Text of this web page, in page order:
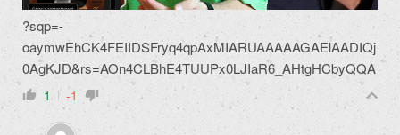
?sqp=-
oaymwEhCK4FEIIDSFryq4qpAxMIARUAAAAAGAElAADIQj
0AgKJD&rs=AOn4CLBhE4TUUPx0LJIaR6_AHtgHCbyQQA
1 -1